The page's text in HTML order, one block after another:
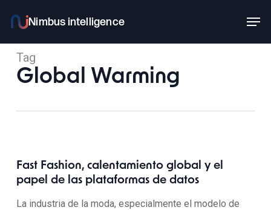
main
content
Tag
Global Warming
Fast Fashion, calentamiento global y el
papel de las plataformas de datos
La industria de la moda, especialmente el modelo de